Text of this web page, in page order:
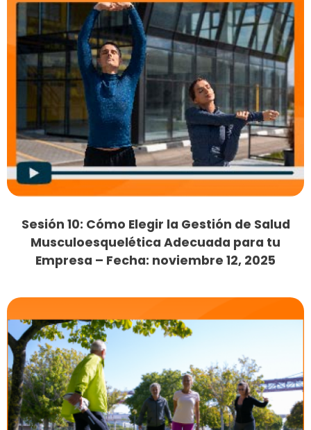
Sesión 10: Cómo Elegir la Gestión de Salud
Musculoesquelética Adecuada para tu
Empresa – Fecha: noviembre 12, 2025